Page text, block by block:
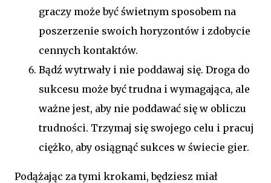
graczy może być świetnym sposobem na
poszerzenie swoich horyzontów i zdobycie
cennych kontaktów.
Bądź wytrwały i nie poddawaj się. Droga do
sukcesu może być trudna i wymagająca, ale
ważne jest, aby nie poddawać się w obliczu
trudności. Trzymaj się swojego celu i pracuj
ciężko, aby osiągnąć sukces w świecie gier.
Podążając za tymi krokami, będziesz miał